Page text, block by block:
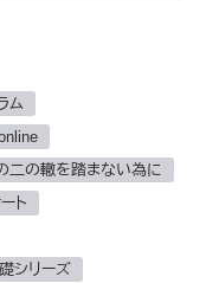
ム
二の轍を踏まない為に
ト
シリーズ